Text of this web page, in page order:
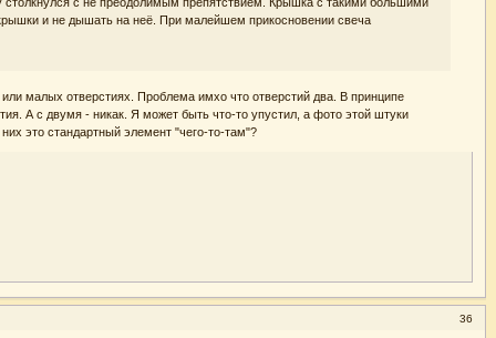
и не дышать на неё. При малейшем прикосновении свеча
малых отверстиях. Проблема имхо что отверстий два. В принципе
А с двумя - никак. Я может быть что-то упустил, а фото этой штуки
это стандартный элемент "чего-то-там"?
36